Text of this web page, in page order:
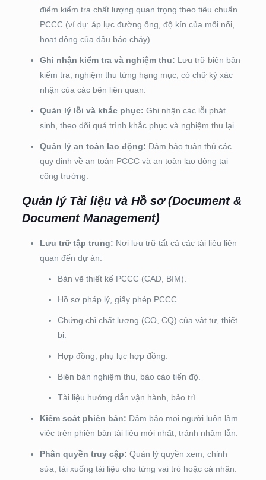
điểm kiểm tra chất lượng quan trọng theo tiêu chuẩn
PCCC (ví dụ: áp lực đường ống, độ kín của mối nối,
hoạt động của đầu báo cháy).
Ghi nhận kiểm tra và nghiệm thu: Lưu trữ biên bản
kiểm tra, nghiệm thu từng hạng mục, có chữ ký xác
nhận của các bên liên quan.
Quản lý lỗi và khắc phục: Ghi nhận các lỗi phát
sinh, theo dõi quá trình khắc phục và nghiệm thu lại.
Quản lý an toàn lao động: Đảm bảo tuân thủ các
quy định về an toàn PCCC và an toàn lao động tại
công trường.
Quản lý Tài liệu và Hồ sơ (Document &
Document Management)
Lưu trữ tập trung: Nơi lưu trữ tất cả các tài liệu liên
quan đến dự án:
Bản vẽ thiết kế PCCC (CAD, BIM).
Hồ sơ pháp lý, giấy phép PCCC.
Chứng chỉ chất lượng (CO, CQ) của vật tư, thiết
bị.
Hợp đồng, phụ lục hợp đồng.
Biên bản nghiệm thu, báo cáo tiến độ.
Tài liệu hướng dẫn vận hành, bảo trì.
Kiểm soát phiên bản: Đảm bảo mọi người luôn làm
việc trên phiên bản tài liệu mới nhất, tránh nhầm lẫn.
Phân quyền truy cập: Quản lý quyền xem, chỉnh
sửa, tải xuống tài liệu cho từng vai trò hoặc cá nhân.